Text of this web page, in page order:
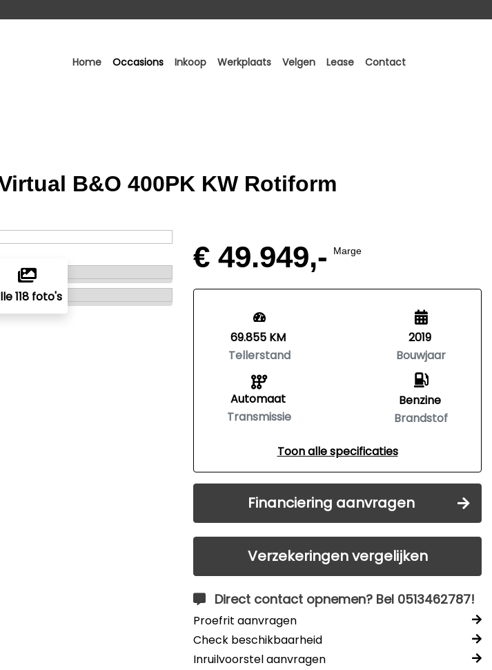
Home Occasions Inkoop Werkplaats Velgen Lease Contact
B&O 400PK KW Rotiform
118 foto's
€ 49.949,- Marge
69.855 KM
Tellerstand
Automaat
Transmissie
2019
Bouwjaar
Benzine
Brandstof
Toon alle specificaties
Financiering aanvragen
Verzekeringen vergelijken
Direct contact opnemen? Bel 0513462787!
Proefrit aanvragen
Check beschikbaarheid
Inruilvoorstel aanvragen